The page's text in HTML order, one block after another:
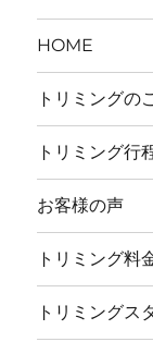
ン
HOME
トリミングの
トリミング行
お客様の声
トリミング料
トリミングス